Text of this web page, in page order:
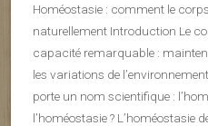
Homéostasie : comment le
naturellement Introduction Le
capacité remarquable :
les variations de
porte un nom scientifique :
l’homéostasie ? L’homéostasie